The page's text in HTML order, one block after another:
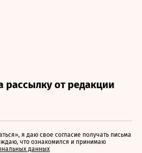
я даю свое согласие получать письма
что ознакомился и принимаю
данных